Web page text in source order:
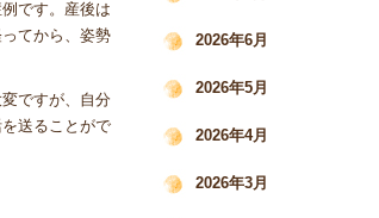
です。産後は
てから、姿勢
ですが、自分
送ることがで
2026年6月
2026年5月
2026年4月
2026年3月